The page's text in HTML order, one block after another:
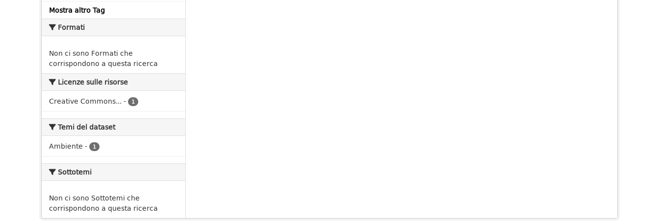
Mostra altro Tag
Formati
Non ci sono Formati che
corrispondono a questa ricerca
Licenze sulle risorse
Creative Commons... - 1
Temi del dataset
Ambiente - 1
Sottotemi
Non ci sono Sottotemi che
corrispondono a questa ricerca